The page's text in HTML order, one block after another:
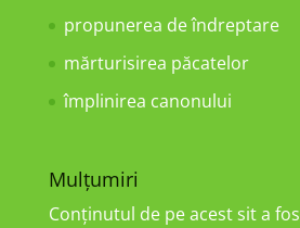
propunerea de îndreptare
mărturisirea păcatelor
împlinirea canonului
Mulțumiri
Conținutul de pe acest sit a